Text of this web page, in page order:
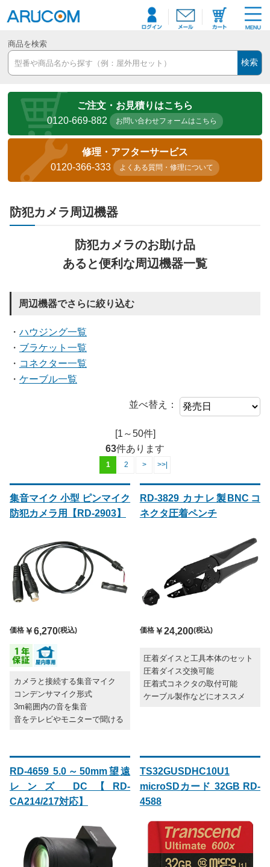
商品を検索
検索
ご注文・お見積りはこちら
0120-669-882
お問い合わせフォームはこちら
修理・アフターサービス
0120-366-333
よくある質問・修理について
防犯カメラ周辺機器
防犯カメラのお助け品
あると便利な周辺機器一覧
周辺機器でさらに絞り込む
・ ハウジング一覧
・ ブラケット一覧
・ コネクター一覧
・ ケーブル一覧
並べ替え：
[1～50件]
63件あります
1 2 > >>|
集音マイク 小型 ピンマイク
防犯カメラ用【RD-2903】
価格 ￥6,270(税込)
カメラと接続する集音マイク
コンデンサマイク形式
3m範囲内の音を集音
音をテレビやモニターで聞ける
RD-3829 カナレ製BNCコ
ネクタ圧着ペンチ
価格￥24,200(税込)
圧着ダイスと工具本体のセット
圧着ダイス交換可能
圧着式コネクタの取付可能
ケーブル製作などにオススメ
RD-4659 5.0～50mm望遠
レンズ DC【RD-
CA214/217対応】
TS32GUSDHC10U1
microSDカード 32GB RD-
4588